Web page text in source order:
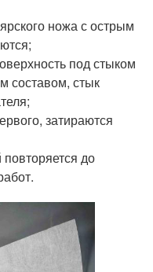
ножа с острым
под стыком
составом, стык
затираются
до